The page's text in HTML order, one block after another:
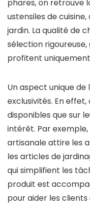
phares, on retrouve
ustensiles de
jardin. La qualité de
sélection
profitent
Un aspect unique de
exclusivités. En
disponibles que sur
intérêt. Par
artisanale attire les
les articles de
qui simplifient les
produit est
pour aider les clients